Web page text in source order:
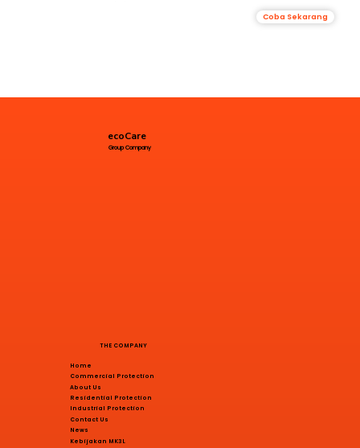
Coba Sekarang
THE COMPANY
Commercial Protection
Home
About Us
Industrial Protection
Residential Protection
Contact Us
News
Kebijakan MK3L
ecoCare
Group Company